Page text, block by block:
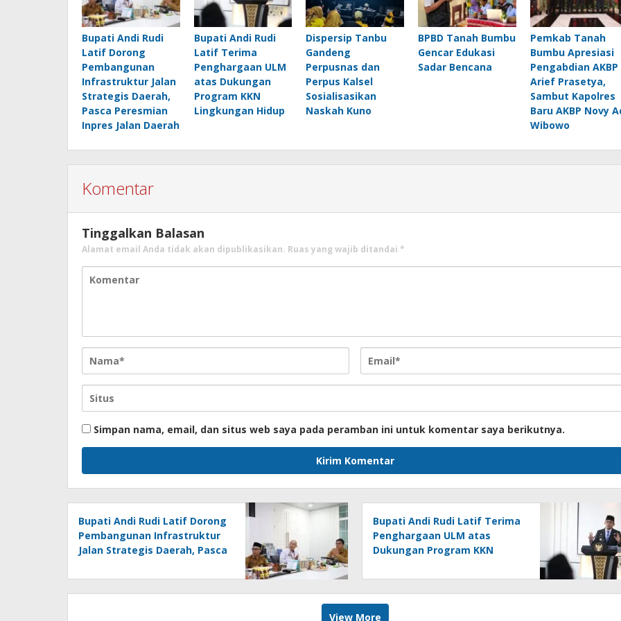
Bupati Andi Rudi
Latif Dorong
Pembangunan
Infrastruktur Jalan
Strategis Daerah,
Pasca Peresmian
Inpres Jalan Daerah
Bupati Andi Rudi
Latif Terima
Penghargaan ULM
atas Dukungan
Program KKN
Lingkungan Hidup
Dispersip Tanbu
Gandeng
Perpusnas dan
Perpus Kalsel
Sosialisasikan
Naskah Kuno
BPBD Tanah Bumbu
Gencar Edukasi
Sadar Bencana
Pemkab Tanah
Bumbu Apresiasi
Pengabdian AKBP
Arief Prasetya,
Sambut Kapolres
Baru AKBP Novy
Wibowo
Komentar
Tinggalkan Balasan
Alamat email Anda tidak akan dipublikasikan. Ruas yang wajib ditandai *
Simpan nama, email, dan situs web saya pada peramban ini untuk komentar saya berikutnya.
Bupati Andi Rudi Latif Dorong
Pembangunan Infrastruktur
Jalan Strategis Daerah, Pasca
Daerah
Bupati Andi Rudi Latif Terima
Penghargaan ULM atas
Dukungan Program KKN
View More